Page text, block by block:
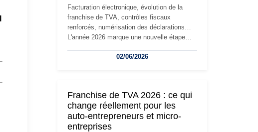
Facturation électronique, évolution de la
franchise de TVA, contrôles fiscaux
renforcés, numérisation des déclarations…
L'année 2026 marque une nouvelle étape
travailleurs indépendants. Si le régime de la
réglementaire plus exigeant. Décryptage des
principaux changements et des précautions
à prendre pour éviter les mauvaises
surprises.
02/06/2026
Franchise de TVA 2026 : ce qui
change réellement pour les
auto-entrepreneurs et micro-
entreprises